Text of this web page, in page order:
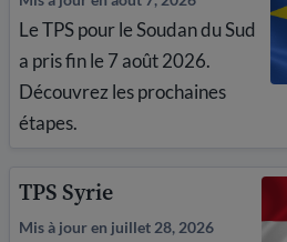
Le TPS pour le Soudan du Sud
a pris fin le 7 août 2026.
Découvrez les prochaines
étapes.
TPS Syrie
Mis à jour en juillet 28, 2026